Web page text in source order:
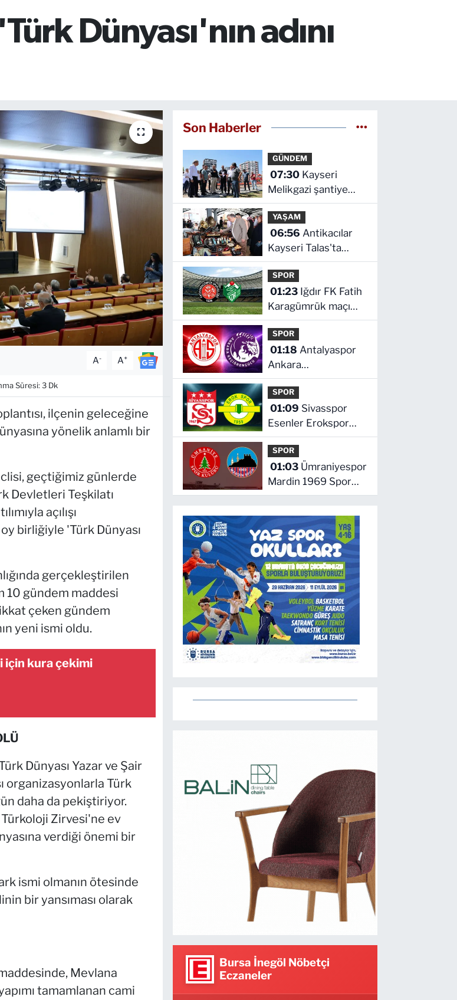
Dünyası'nın adını
A- A+
Süresi: 3 Dk
ilçenin geleceğine
yönelik anlamlı bir
geçtiğimiz günlerde
Devletleri Teşkilatı
açılışı
birliğiyle 'Türk Dünyası
gerçekleştirilen
10 gündem maddesi
çeken gündem
yeni ismi oldu.
için kura çekimi
Dünyası Yazar ve Şair
organizasyonlarla Türk
daha da pekiştiriyor.
Zirvesi'ne ev
verdiği önemi bir
ismi olmanın ötesinde
bir yansıması olarak
Mevlana
tamamlanan cami
Son Haberler
GÜNDEM
07:30
Melikgazi şantiye
alanına döndü
YAŞAM
06:56 Antikacılar
Kayseri Talas'ta
buluşuyor
SPOR
01:23
Karagümrük maçı
hangi kanalda saat
kaçta
SPOR
01:18 Antalyaspor
Ankara
Keçiörengücü maçı
hangi kanalda saat
kaçta
SPOR
01:09
Esenler Erokspor
maçı hangi kanalda
saat kaçta
SPOR
01:03
Mardin 1969 Spor
maçı hangi kanalda
Bursa İnegöl Nöbetçi
Eczaneler